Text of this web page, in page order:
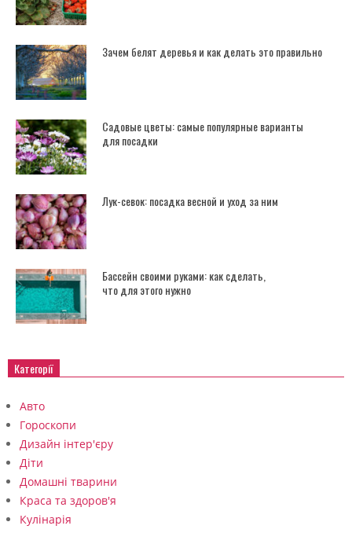
Зачем белят деревья и как делать это правильно
Садовые цветы: самые популярные варианты
для посадки
Лук-севок: посадка весной и уход за ним
Бассейн своими руками: как сделать,
что для этого нужно
Категорії
Авто
Гороскопи
Дизайн інтер'єру
Діти
Домашні тварини
Краса та здоров'я
Кулінарія